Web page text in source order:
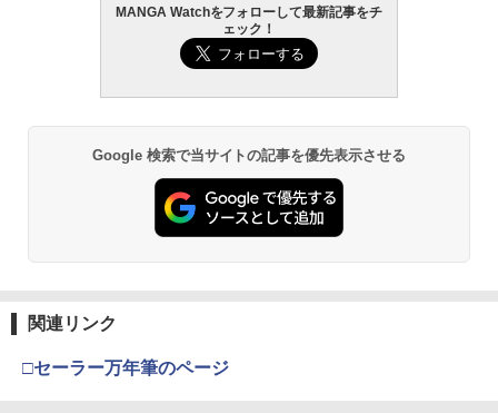
MANGA Watchをフォローして最新記事をチ
ェック！
Google 検索で当サイトの記事を優先表示させる
関連リンク
□セーラー万年筆のページ